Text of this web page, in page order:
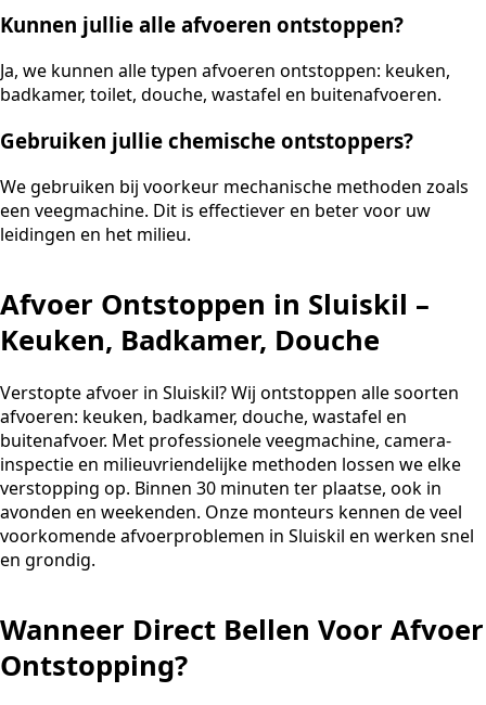
Kunnen jullie alle afvoeren ontstoppen?
Ja, we kunnen alle typen afvoeren ontstoppen: keuken,
badkamer, toilet, douche, wastafel en buitenafvoeren.
Gebruiken jullie chemische ontstoppers?
We gebruiken bij voorkeur mechanische methoden zoals
een veegmachine. Dit is effectiever en beter voor uw
leidingen en het milieu.
Afvoer Ontstoppen in Sluiskil –
Keuken, Badkamer, Douche
Verstopte afvoer in Sluiskil? Wij ontstoppen alle soorten
afvoeren: keuken, badkamer, douche, wastafel en
buitenafvoer. Met professionele veegmachine, camera-
inspectie en milieuvriendelijke methoden lossen we elke
verstopping op. Binnen 30 minuten ter plaatse, ook in
avonden en weekenden. Onze monteurs kennen de veel
voorkomende afvoerproblemen in Sluiskil en werken snel
en grondig.
Wanneer Direct Bellen Voor Afvoer
Ontstopping?